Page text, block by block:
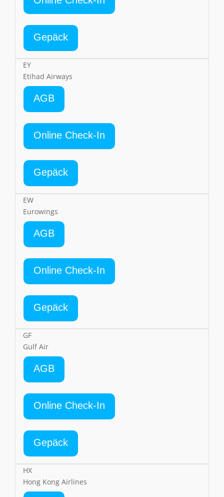
Gepäck
EY
Etihad Airways
AGB
Online Check-In
Gepäck
EW
Eurowings
AGB
Online Check-In
Gepäck
GF
Gulf Air
AGB
Online Check-In
Gepäck
HX
Hong Kong Airlines